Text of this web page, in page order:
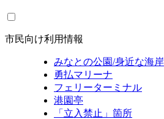
市民向け利用情報
みなとの公園/身近な海岸
勇払マリーナ
フェリーターミナル
港園亭
「立入禁止」箇所